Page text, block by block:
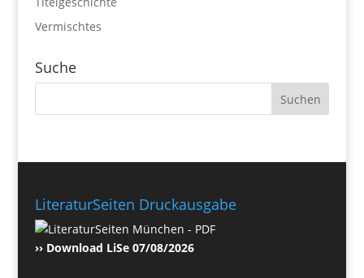
Vermischtes
Suche
LiteraturSeiten Druckausgabe
›› Download LiSe 07/08/2026